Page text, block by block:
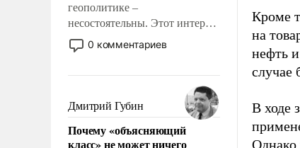
геополитике –
несостоятельны. Этот интерес
рационален и прагматичен. Он
обусловлен тысячелетним
фундаментальным знанием,
что мировая политика имеет
свойство заявляться на порог
0 комментариев
Дмитрий Губин
Почему «объясняющий
класс» не может ничего
Кроме
на
нефть
случае
В ходе
Однако